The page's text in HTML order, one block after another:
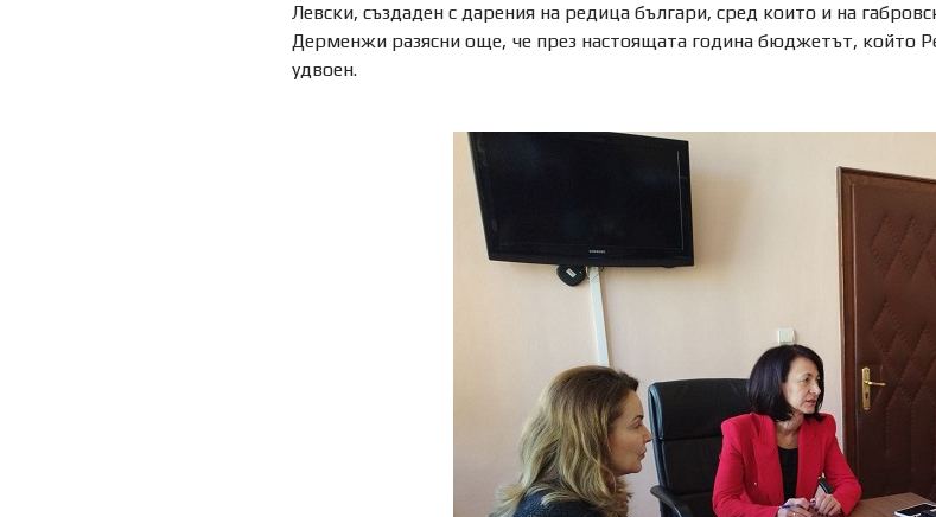
Левски, създаден с дарения на редица българи, сред които и на
Дерменжи разясни още, че през настоящата година бюджетът, който
удвоен.